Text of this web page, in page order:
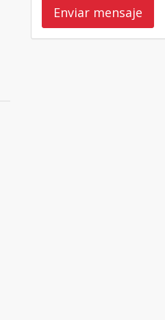
Enviar mensaje